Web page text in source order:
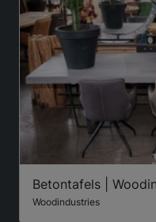
Betontafels |
Woodindustries